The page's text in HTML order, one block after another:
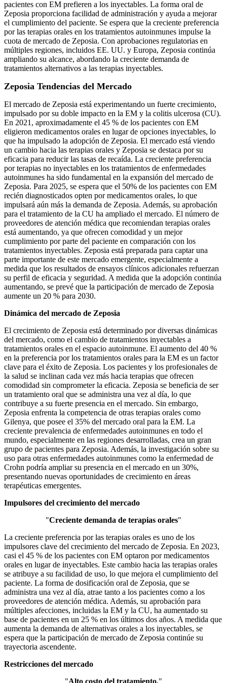
pacientes con EM prefieren a los inyectables. La forma oral de
Zeposia proporciona facilidad de administración y ayuda a mejorar
el cumplimiento del paciente. Se espera que la creciente preferencia
por las terapias orales en los tratamientos autoinmunes impulse la
cuota de mercado de Zeposia. Con aprobaciones regulatorias en
múltiples regiones, incluidos EE. UU. y Europa, Zeposia continúa
ampliando su alcance, abordando la creciente demanda de
tratamientos alternativos a las terapias inyectables.
Zeposia Tendencias del Mercado
El mercado de Zeposia está experimentando un fuerte crecimiento,
impulsado por su doble impacto en la EM y la colitis ulcerosa (CU).
En 2021, aproximadamente el 45 % de los pacientes con EM
eligieron medicamentos orales en lugar de opciones inyectables, lo
que ha impulsado la adopción de Zeposia. El mercado está viendo
un cambio hacia las terapias orales y Zeposia se destaca por su
eficacia para reducir las tasas de recaída. La creciente preferencia
por terapias no inyectables en los tratamientos de enfermedades
autoinmunes ha sido fundamental en la expansión del mercado de
Zeposia. Para 2025, se espera que el 50% de los pacientes con EM
recién diagnosticados opten por medicamentos orales, lo que
impulsará aún más la demanda de Zeposia. Además, su aprobación
para el tratamiento de la CU ha ampliado el mercado. El número de
proveedores de atención médica que recomiendan terapias orales
está aumentando, ya que ofrecen comodidad y un mejor
cumplimiento por parte del paciente en comparación con los
tratamientos inyectables. Zeposia está preparada para captar una
parte importante de este mercado emergente, especialmente a
medida que los resultados de ensayos clínicos adicionales refuerzan
su perfil de eficacia y seguridad. A medida que la adopción continúa
aumentando, se prevé que la participación de mercado de Zeposia
aumente un 20 % para 2030.
Dinámica del mercado de Zeposia
El crecimiento de Zeposia está determinado por diversas dinámicas
del mercado, como el cambio de tratamientos inyectables a
tratamientos orales en el espacio autoinmune. El aumento del 40 %
en la preferencia por los tratamientos orales para la EM es un factor
clave para el éxito de Zeposia. Los pacientes y los profesionales de
la salud se inclinan cada vez más hacia terapias que ofrecen
comodidad sin comprometer la eficacia. Zeposia se beneficia de ser
un tratamiento oral que se administra una vez al día, lo que
contribuye a su fuerte presencia en el mercado. Sin embargo,
Zeposia enfrenta la competencia de otras terapias orales como
Gilenya, que posee el 35% del mercado oral para la EM. La
creciente prevalencia de enfermedades autoinmunes en todo el
mundo, especialmente en las regiones desarrolladas, crea un gran
grupo de pacientes para Zeposia. Además, la investigación sobre su
uso para otras enfermedades autoinmunes como la enfermedad de
Crohn podría ampliar su presencia en el mercado en un 30%,
presentando nuevas oportunidades de crecimiento en áreas
terapéuticas emergentes.
Impulsores del crecimiento del mercado
"Creciente demanda de terapias orales"
La creciente preferencia por las terapias orales es uno de los
impulsores clave del crecimiento del mercado de Zeposia. En 2023,
casi el 45 % de los pacientes con EM optaron por medicamentos
orales en lugar de inyectables. Este cambio hacia las terapias orales
se atribuye a su facilidad de uso, lo que mejora el cumplimiento del
paciente. La forma de dosificación oral de Zeposia, que se
administra una vez al día, atrae tanto a los pacientes como a los
proveedores de atención médica. Además, su aprobación para
múltiples afecciones, incluidas la EM y la CU, ha aumentado su
base de pacientes en un 25 % en los últimos dos años. A medida que
aumenta la demanda de alternativas orales a los inyectables, se
espera que la participación de mercado de Zeposia continúe su
trayectoria ascendente.
Restricciones del mercado